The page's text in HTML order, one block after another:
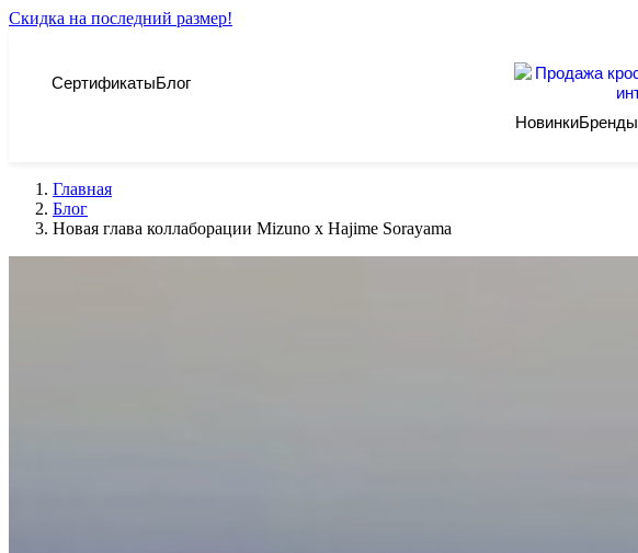
Скидка на последний размер!
СертификатыБлог
НовинкиБренды
Главная
Блог
Новая глава коллаборации Mizuno x Hajime Sorayama